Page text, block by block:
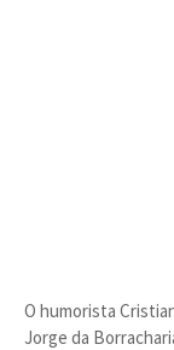
O humorista
Jorge da